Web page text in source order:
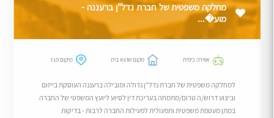
מחלקה משפטית של חברת נדל"ן ברעננה -
מוע�...
אווירה כיפית מקום שהוא בית מיקום פגז
למחלקה משפטית של חברת נדל"ן גדולה ומובילה ברעננה העוסקת בייזום
וביצוע דרוש/ה טרום/מתמחה בעריכת דין לסיוע ליועץ המשפטי של החברה
במתן מעטפת משפטית ותפעולית לפעילות החברה לרבות - בדיקות